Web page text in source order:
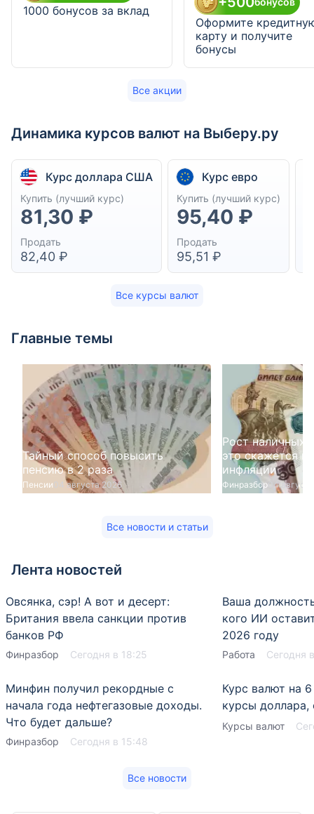
Все акции
1000 бонусов за вклад
Оформите
карту и получите
бонусы
Динамика курсов валют на Выберу.ру
Все курсы валют
Курс доллара США
Купить (лучший курс)
81,30 ₽
Продать
82,40 ₽
Курс евро
Купить (лучший курс)
95,40 ₽
Продать
95,51 ₽
Главные темы
Все новости и статьи
Тайный способ повысить
пенсию в 2 раза
Пенсии04 августа 2026
Рост наличных
это скажется
инфляции
Финразбор 04
Лента новостей
Все новости
Овсянка, сэр! А вот и десерт:
Британия ввела санкции против
банков РФ
Финразбор Сегодня в 18:25
Минфин получил рекордные с
начала года нефтегазовые доходы.
Что будет дальше?
Финразбор Сегодня в 15:48
Ваша
кого ИИ
2026 году
Работа Сегодня
Курс валют на
курсы
Курсы валют